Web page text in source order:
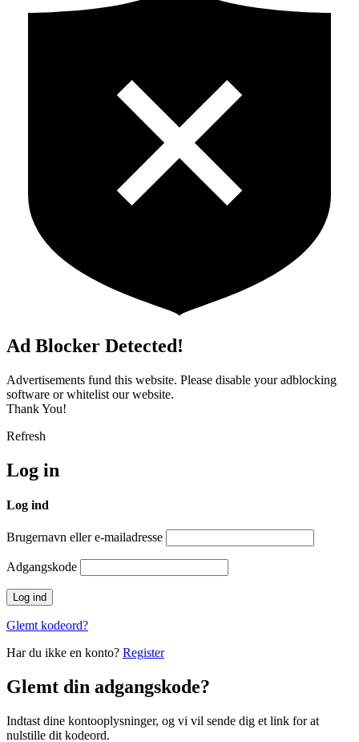
Ad Blocker Detected!
Advertisements fund this website. Please disable your adblocking
software or whitelist our website.
Thank You!
Refresh
Log in
Log ind
Brugernavn eller e-mailadresse
Adgangskode
Glemt kodeord?
Har du ikke en konto? Register
Glemt din adgangskode?
Indtast dine kontooplysninger, og vi vil sende dig et link for at
nulstille dit kodeord.